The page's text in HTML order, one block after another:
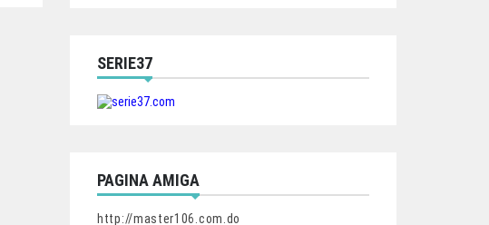
SERIE37
PAGINA AMIGA
http://master106.com.do